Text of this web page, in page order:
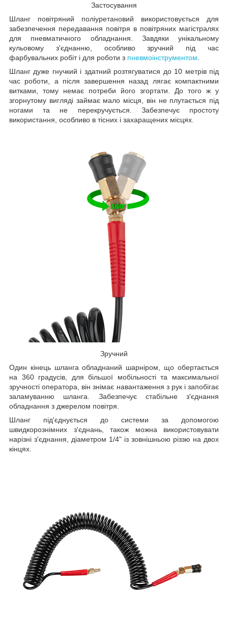
Застосування
Шланг повітряний поліуретановий використовується для
забезпечення передавання повітря в повітряних магістралях
для пневматичного обладнання. Завдяки унікальному
кульовому з'єднанню, особливо зручний під час
фарбувальних робіт і для роботи з пневмоінструментом
Шланг дуже гнучкий і здатний розтягуватися до 10 метрів під
час роботи, а після завершення назад лягає компактними
витками, тому немає потреби його згортати. До того ж у
згорнутому вигляді займає мало місця, він не плутається під
ногами та не перекручується. Забезпечує простоту
використання, особливо в тісних і захаращених місцях.
Зручний
Один кінець шланга обладнаний шарніром, що обертається
на 360 градусів, для більшої мобільності та максимальної
зручності оператора, він знімає навантаження з рук і запобігає
заламуванню шланга. Забезпечує стабільне з'єднання
обладнання з джерелом повітря.
Шланг під'єднується до системи за допомогою
швидкорознімних з'єднань, також можна використовувати
нарізні з'єднання, діаметром 1/4" із зовнішньою різзю на двох
кінцях.